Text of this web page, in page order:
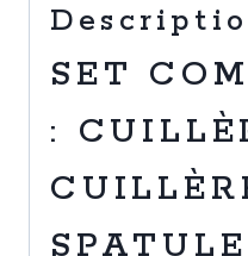
TROUÉE
FOURCHETTE
COUVERT
SET
: